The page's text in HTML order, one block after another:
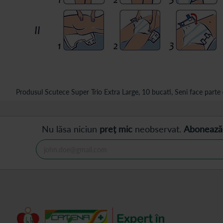
Produsul Scutece Super Trio Extra Large, 10 bucati, Seni face
Nu lăsa niciun preț mic neobservat.